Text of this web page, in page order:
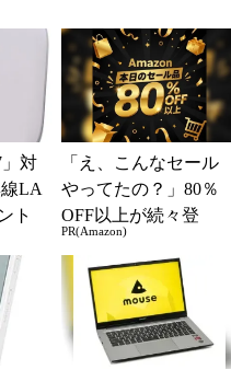
22...
対
LA
ト
「え、こんなセール
やってたの？」80％
OFF以上が続々登
場！Amazonの本気が
凄すぎる
PR(Amazon)